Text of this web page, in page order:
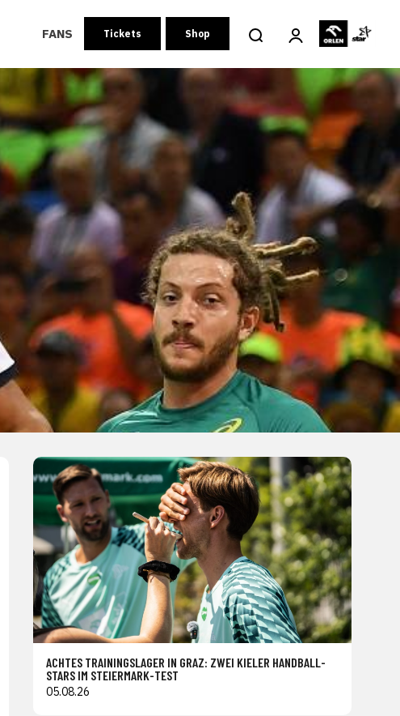
FANS Tickets Shop
ACHTES TRAININGSLAGER IN GRAZ: ZWEI KIELER HANDBALL-
STARS IM STEIERMARK-TEST
05.08.26